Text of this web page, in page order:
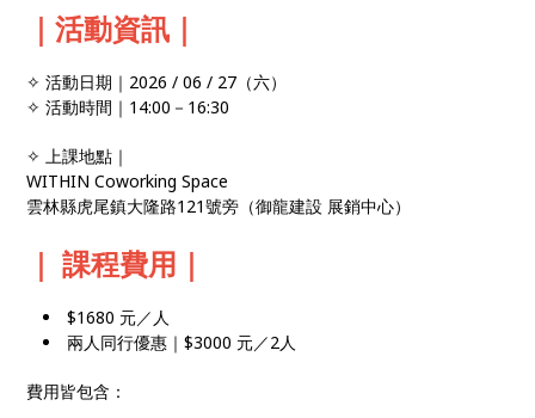
｜活動資訊｜
✧ 活動日期｜2026 / 06 / 27（六）
✧ 活動時間｜14:00－16:30
✧ 上課地點｜
WITHIN Coworking Space
雲林縣虎尾鎮大隆路121號旁（御龍建設 展銷中心）
｜ 課程費用｜
$1680 元／人
兩人同行優惠｜$3000 元／2人
費用皆包含：